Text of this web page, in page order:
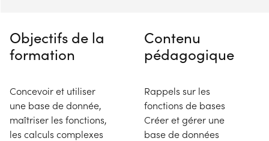
Objectifs de la
formation
Concevoir et utiliser
une base de donnée,
maîtriser les fonctions,
les calculs complexes
Contenu
pédagogique
Rappels sur les
fonctions de bases
Créer et gérer une
base de données